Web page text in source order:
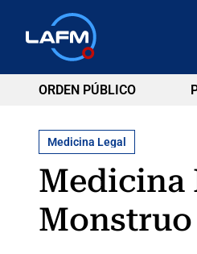
ORDEN PÚBLICO
Medicina Legal
Medicina